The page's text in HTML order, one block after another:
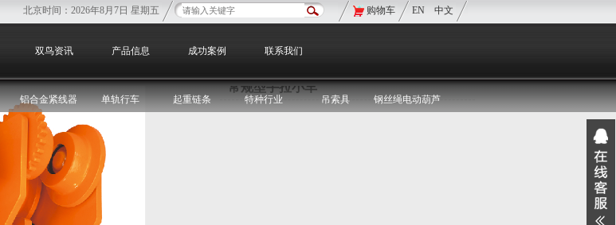
北京时间： 2026年8月7日 星期五 购物车 EN 中文
双鸟资讯 产品信息 成功案例 联系我们
铝合金紧线器 单轨行车 起重链条 特种行业 吊索具 钢丝绳电动葫芦
您现在的位置：双鸟首页>产品信息>单轨行车
常规型手拉小车